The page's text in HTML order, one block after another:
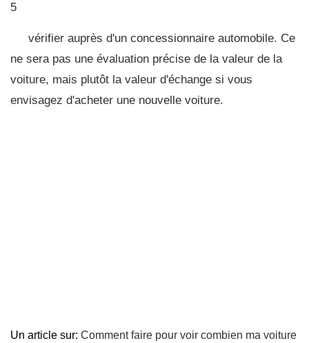
5
vérifier auprès d'un concessionnaire automobile. Ce
ne sera pas une évaluation précise de la valeur de la
voiture, mais plutôt la valeur d'échange si vous
envisagez d'acheter une nouvelle voiture.
Un article sur: Comment faire pour voir combien ma voiture